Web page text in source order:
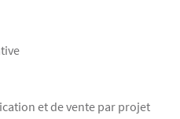
et de vente par projet